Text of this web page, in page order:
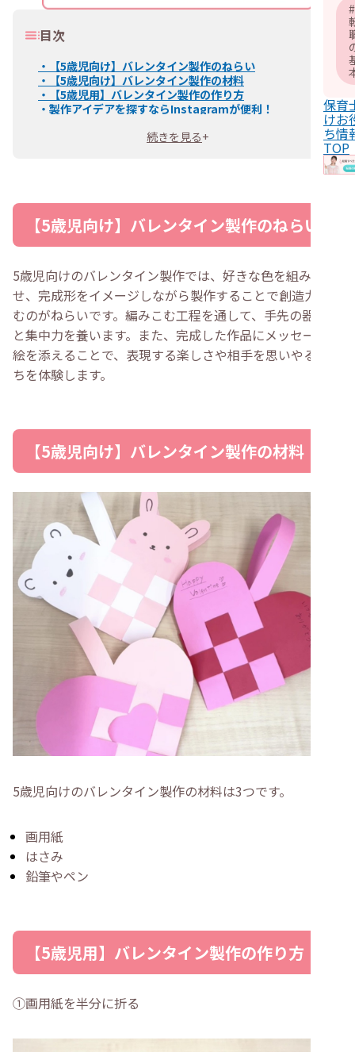
#
保育
けお
ち情
TOP
目次
・
【5歳児向け】バレンタイン製作のねらい
・
【5歳児向け】バレンタイン製作の材料
・
【5歳児用】バレンタイン製作の作り方
・ 製作アイデアを探すならInstagramが便利！
続きを見る+
【5歳児向け】バレンタイン製作のねらい
5歳児向けのバレンタイン製作では、好きな色を組み合わ
せ、完成形をイメージしながら製作することで創造力を育
むのがねらいです。編みこむ工程を通して、手先の器用さ
と集中力を養います。また、完成した作品にメッセージや
絵を添えることで、表現する楽しさや相手を思いやる気持
ちを体験します。
【5歳児向け】バレンタイン製作の材料
5歳児向けのバレンタイン製作の材料は3つです。
画用紙
はさみ
鉛筆やペン
【5歳児用】バレンタイン製作の作り方
①画用紙を半分に折る